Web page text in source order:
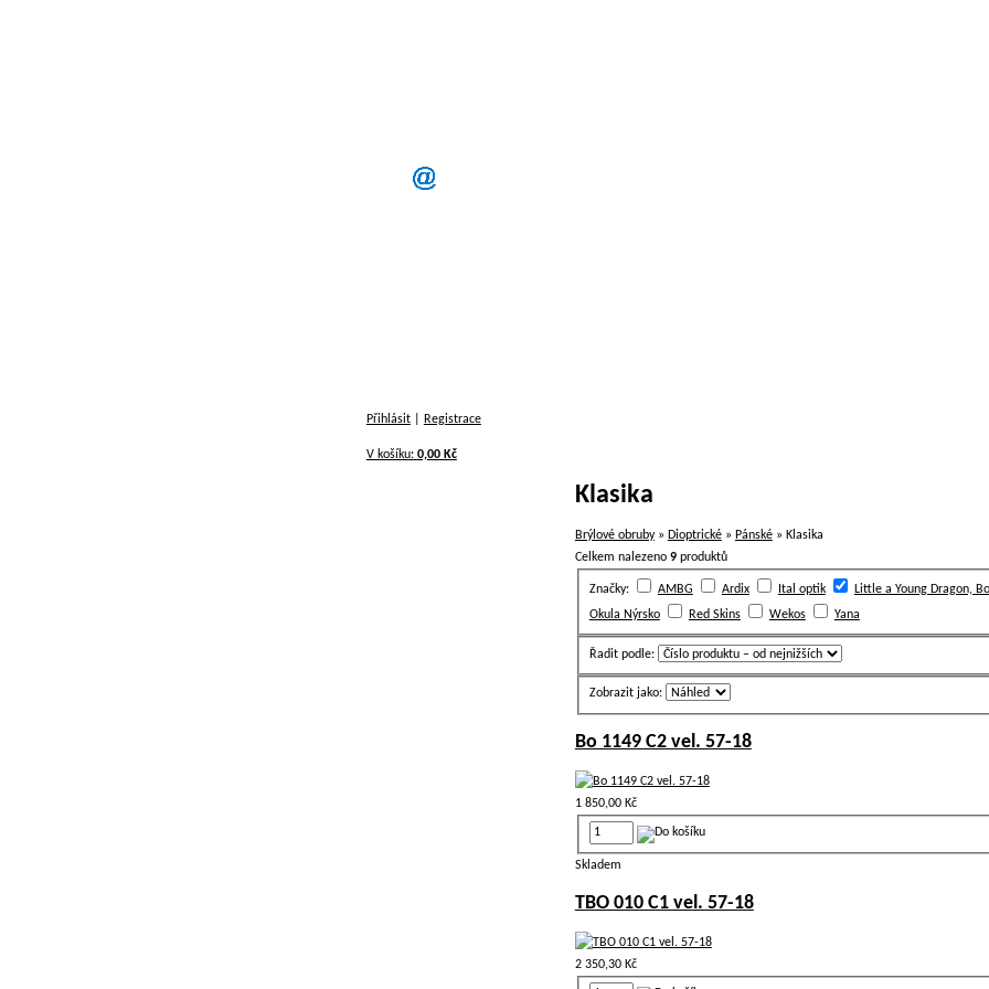
Přihlásit| Registrace
V košíku: 0,00 Kč
Klasika
Brýlové obruby» Dioptrické» Pánské» Klasika
Celkem nalezeno 9produktů
Značky: AMBG Ardix Ital optik Little a Young Dragon,
Okula Nýrsko
Red Skins Wekos Yana
Řadit podle:
Zobrazit jako:
Bo 1149 C2 vel. 57-18
1 850,00 Kč
Skladem
TBO 010 C1 vel. 57-18
2 350,30 Kč